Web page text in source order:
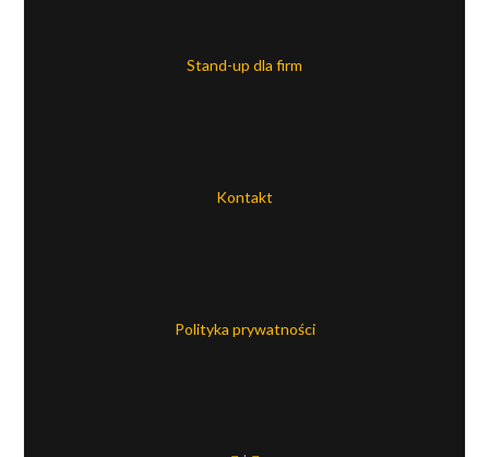
Stand-up dla firm
Kontakt
Polityka prywatności